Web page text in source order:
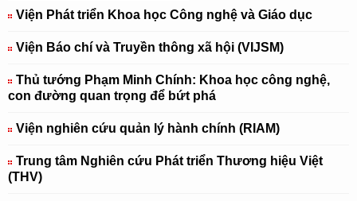
Viện Phát triển Khoa học Công nghệ và Giáo dục
Viện Báo chí và Truyền thông xã hội (VIJSM)
Thủ tướng Phạm Minh Chính: Khoa học công nghệ,
con đường quan trọng để bứt phá
Viện nghiên cứu quản lý hành chính (RIAM)
Trung tâm Nghiên cứu Phát triển Thương hiệu Việt
(THV)